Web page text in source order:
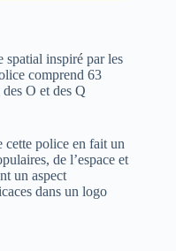
spatial inspiré par les
comprend 63
O et des Q
cette police en fait un
de l’espace et
un aspect
dans un logo